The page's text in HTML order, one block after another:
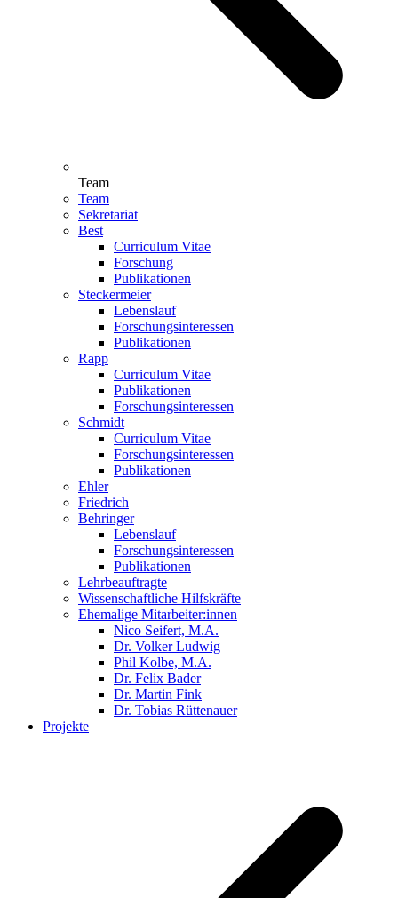
Team
Team
Sekretariat
Best
Curriculum Vitae
Forschung
Publikationen
Steckermeier
Lebenslauf
Forschungsinteressen
Publikationen
Rapp
Curriculum Vitae
Publikationen
Forschungsinteressen
Schmidt
Curriculum Vitae
Forschungsinteressen
Publikationen
Ehler
Friedrich
Behringer
Lebenslauf
Forschungsinteressen
Publikationen
Lehrbeauftragte
Wissenschaftliche Hilfskräfte
Ehemalige Mitarbeiter:innen
Nico Seifert, M.A.
Dr. Volker Ludwig
Phil Kolbe, M.A.
Dr. Felix Bader
Dr. Martin Fink
Dr. Tobias Rüttenauer
Projekte